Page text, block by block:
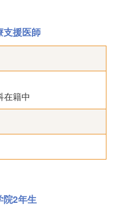
支援医師
在籍中
院2年生